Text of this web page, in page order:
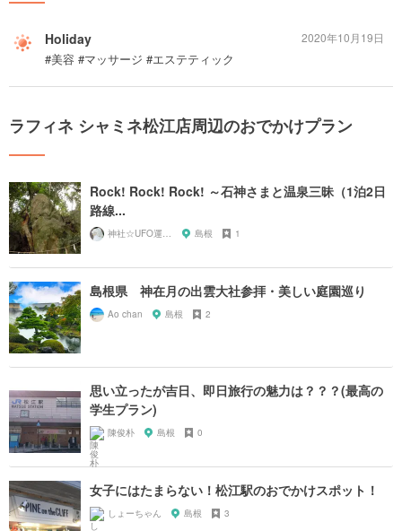
Holiday
#美容 #マッサージ #エステティック
2020年10月19日
ラフィネ シャミネ松江店周辺のおでかけプラン
Rock! Rock! Rock! ～石神さまと温泉三昧（1泊2日
路線...
島根 1
島根県 神在月の出雲大社参拝・美しい庭園巡り
Ao chan 島根 2
思い立ったが吉日、即日旅行の魅力は？？？(最高の
学生プラン)
陳俊朴 島根 0
女子にはたまらない！松江駅のおでかけスポット！
しょーちゃん 島根 3